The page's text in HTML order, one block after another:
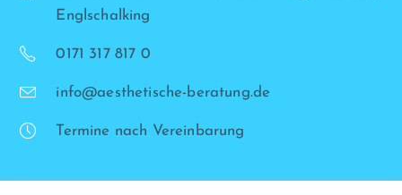
Englschalking
0171 317 817 0
info@aesthetische-beratung.de
Termine nach Vereinbarung